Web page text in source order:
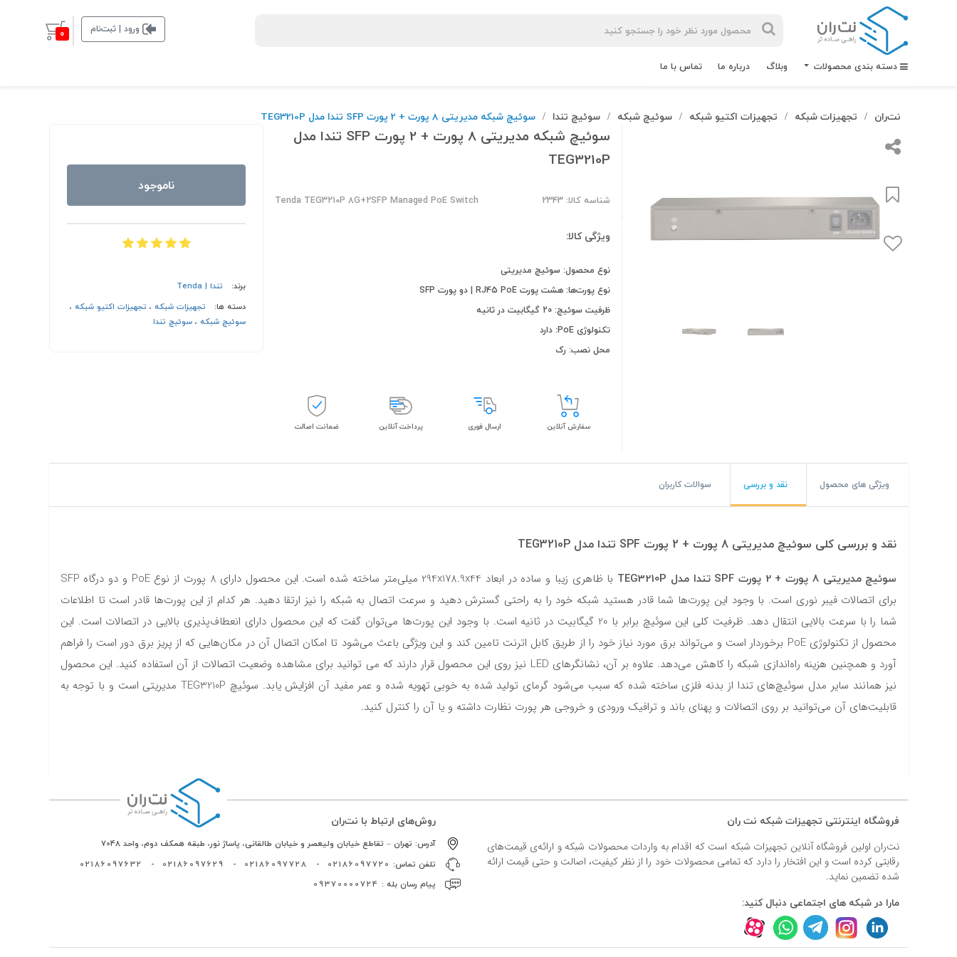
ورود | ثبت‌نام 0
دسته بندی محصولات وبلاگ درباره ما تماس با ما
#ترانکینگ دانوب
#کیستون شبکه
#پچ پنل لگراند
#پچ پنل نگزنس
#داکت ساده
نت‌ران / تجهیزات شبکه / تجهیزات اکتیو شبکه / سوئیچ شبکه / سوئیچ تندا / سوئیچ شبکه مدیریتی 8 پورت + 2 پورت SFP تندا مدل TEG3210P
سوئیچ شبکه مدیریتی 8 پورت + 2 پورت SFP تندا مدل
TEG3210P
شناسه کالا: 2343 Tenda TEG3210P 8G+2SFP Managed PoE Switch
ویژگی کالا:
نوع محصول: سوئیچ مدیریتی
نوع پورت‌ها: هشت پورت RJ45 PoE | دو پورت SFP
ظرفیت سوئیچ: 20 گیگابیت در ثانیه
تکنولوژی PoE: دارد
محل نصب: رک
سفارش آنلاین ارسال فوری پرداخت آنلاین ضمانت اصالت
ناموجود
برند:
تندا | Tenda
دسته ها:
تجهیزات شبکه، تجهیزات اکتیو شبکه،
سوئیچ شبکه، سوئیچ تندا
ویژگی های محصول نقد و بررسی سوالات کاربران
نقد و بررسی کلی سوئیچ مدیریتی 8 پورت + 2 پورت SPF تندا مدل TEG3210P
سوئیچ مدیریتی 8 پورت + 2 پورت SPF تندا مدل TEG3210P
با ظاهری زیبا و ساده در ابعاد 294x178.9x44 میلی‌متر ساخته شده است. این محصول دارای 8 پورت از نوع PoE و دو درگاه SFP
برای اتصالات فیبر نوری است. با وجود این پورت‌ها شما قادر هستید شبکه خود را به راحتی گسترش دهید و سرعت اتصال به شبکه را نیز ارتقا دهید. هر کدام از این پورت‌ها قادر است تا اطلاعات
شما را با سرعت بالایی انتقال دهد. ظرفیت کلی این سوئیچ برابر با 20 گیگابیت در ثانیه است. با وجود این پورت‌ها می‌توان گفت که این محصول دارای انعطاف‌پذیری بالایی در اتصالات است. این
محصول از تکنولوژی PoE برخوردار است و می‌تواند برق مورد نیاز خود را از طریق کابل اترنت تامین کند و این ویژگی باعث می‌شود تا امکان اتصال آن در مکان‌هایی که از پریز برق دور است را فراهم
آورد و همچنین هزینه راه‌اندازی شبکه را کاهش می‌دهد. علاوه بر آن، نشانگرهای LED نیز روی این محصول قرار دارند که می توانید برای مشاهده وضعیت اتصالات از آن استفاده کنید. این محصول
نیز همانند سایر مدل‌ سوئیچ‌های تندا از بدنه فلزی ساخته شده که سبب می‌شود گرمای تولید شده به خوبی تهویه شده و عمر مفید آن افزایش یابد. سوئیچ TEG3210P مدیریتی است و با توجه به
قابلیت‌های آن می‌توانید بر روی اتصالات و پهنای باند و ترافیک ورودی و خروجی هر پورت نظارت داشته و یا آن را کنترل کنید.
فروشگاه اینترنتی تجهیزات شبکه نت ران
نت‌ران اولین فروشگاه آنلاین تجهیزات شبکه است که اقدام به واردات محصولات شبکه و ارائه‌ی قیمت‌های
رقابتی کرده است و این افتخار را دارد که تمامی محصولات خود را از نظر کیفیت، اصالت و حتی قیمت ارائه
شده تضمین نماید.
مارا در شبکه های اجتماعی دنبال کنید:
روش‌های ارتباط با نت‌ران
آدرس: تهران – تقاطع خیابان ولیعصر و خیابان طالقانی، پاساژ نور، طبقه همکف دوم، واحد 7048
تلفن تماس: 02186097720
-
02186097728
-
02186097629
-
02186097632
پیام رسان بله : 09370000724